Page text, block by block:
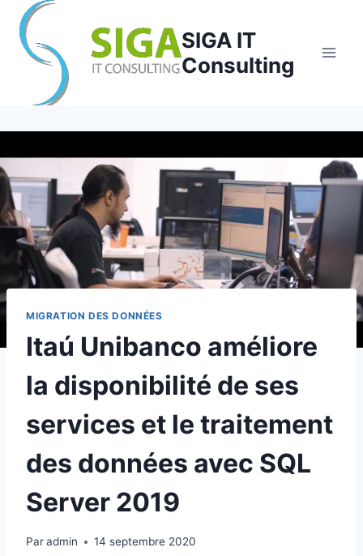
Aller
contenu
SIGA IT
Consulting
MIGRATION DES DONNÉES
Itaú Unibanco améliore
la disponibilité de ses
services et le traitement
des données avec SQL
Server 2019
Paradmin 14 septembre 2020